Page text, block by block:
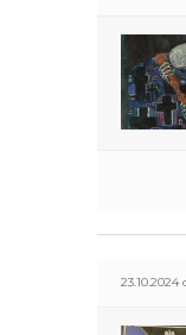
23.10.2024